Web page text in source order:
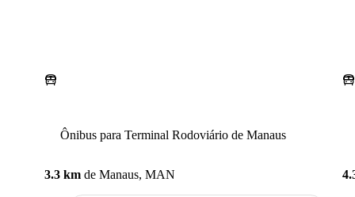
Ônibus para Terminal Rodoviário de Manaus
3.3 km de Manaus, MAN